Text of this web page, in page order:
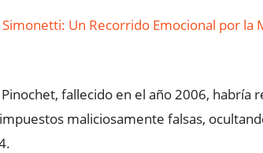
Un Recorrido Emocional por la
fallecido en el año 2006, habría
maliciosamente falsas,